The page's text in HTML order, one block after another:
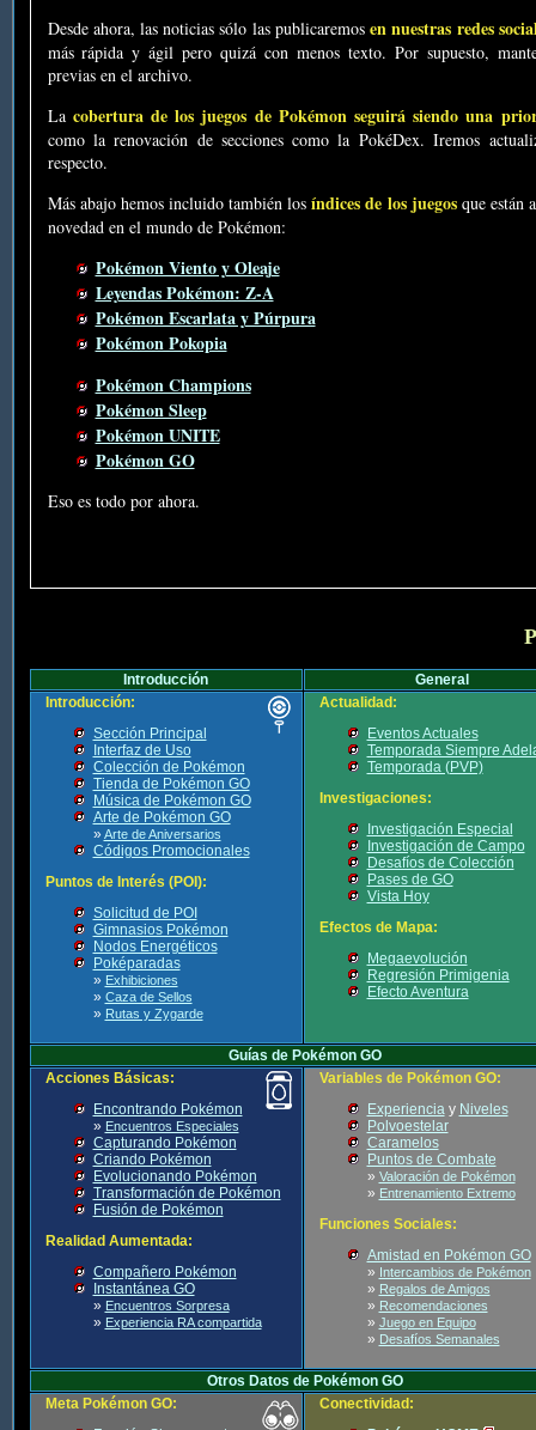
Desde ahora, las noticias sólo las publicaremosen nuestras redes
más rápida y ágil pero quizá con menos texto. Por supuesto,
previas en el archivo.
La cobertura de los juegos de Pokémon seguirá siendo una
como la renovación de secciones como la PokéDex. Iremos
respecto.
Más abajo hemos incluido también losíndices de los juegosque están
novedad en el mundo de Pokémon:
Pokémon Viento y Oleaje
Leyendas Pokémon: Z-A
Pokémon Escarlata y Púrpura
Pokémon Pokopia
Pokémon Champions
Pokémon Sleep
Pokémon UNITE
Pokémon GO
Eso es todo por ahora.
Introducción
General
Introducción:
Sección Principal
Interfaz de Uso
Colección de Pokémon
Tienda de Pokémon GO
Música de Pokémon GO
Arte de Pokémon GO
» Arte de Aniversarios
Códigos Promocionales
Puntos de Interés (POI):
Solicitud de POI
Gimnasios Pokémon
Nodos Energéticos
Poképaradas
» Exhibiciones
» Caza de Sellos
» Rutas y Zygarde
Actualidad:
Eventos Actuales
Temporada Siempre
Temporada (PVP)
Investigaciones:
Investigación Especial
Investigación de Campo
Desafíos de Colección
Pases de GO
Vista Hoy
Efectos de Mapa:
Megaevolución
Regresión Primigenia
Efecto Aventura
Guías de Pokémon GO
Acciones Básicas:
Encontrando Pokémon
» Encuentros Especiales
Capturando Pokémon
Criando Pokémon
Evolucionando Pokémon
Transformación de Pokémon
Fusión de Pokémon
Realidad Aumentada:
Compañero Pokémon
Instantánea GO
» Encuentros Sorpresa
» Experiencia RA compartida
Variables de Pokémon GO:
Experienciay Niveles
Polvoestelar
Caramelos
Puntos de Combate
» Valoración de Pokémon
» Entrenamiento Extremo
Funciones Sociales:
Amistad en Pokémon GO
» Intercambios de Pokémon
» Regalos de Amigos
» Recomendaciones
» Juego en Equipo
» Desafíos Semanales
Otros Datos de Pokémon GO
Meta Pokémon GO:
Conectividad: